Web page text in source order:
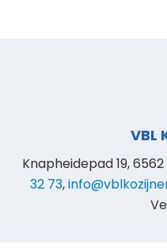
VBL
Knapheidepad 19,
32 73,